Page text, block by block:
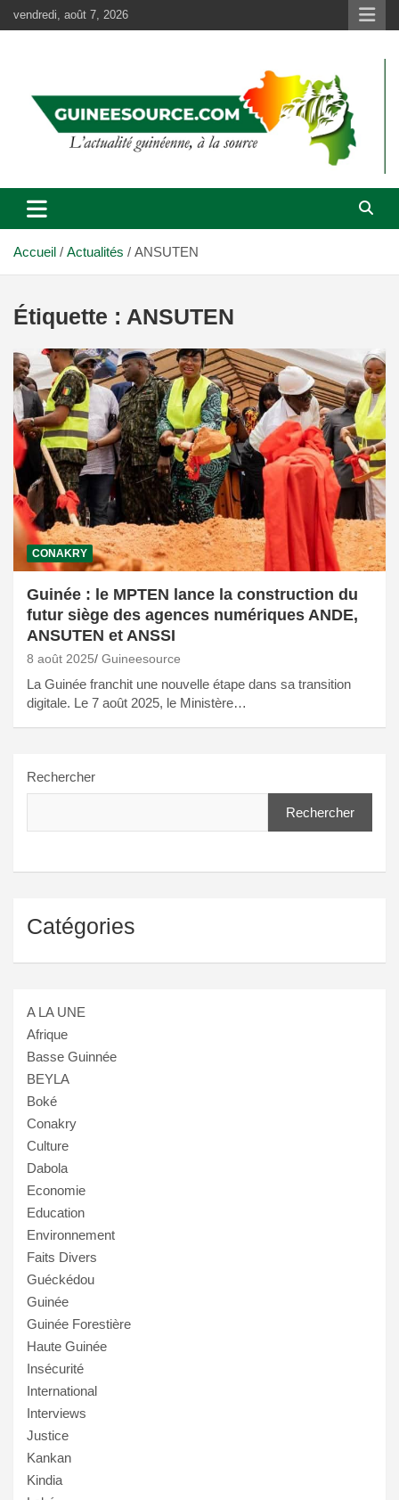
au
vendredi, août 7, 2026
Accueil Actualités ANSUTEN
Étiquette : ANSUTEN
CONAKRY
Guinée : le MPTEN lance la construction du
futur siège des agences numériques ANDE,
ANSUTEN et ANSSI
8 août 2025 Guineesource
La Guinée franchit une nouvelle étape dans sa transition
digitale. Le 7 août 2025, le Ministère…
Rechercher
Rechercher
Catégories
A LA UNE
Afrique
Basse Guinnée
BEYLA
Boké
Conakry
Culture
Dabola
Economie
Education
Environnement
Faits Divers
Guéckédou
Guinée
Guinée Forestière
Haute Guinée
Insécurité
International
Interviews
Justice
Kankan
Kindia